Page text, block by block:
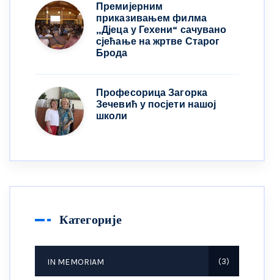
Премијерним
приказивањем филма
„Дјеца у Гехени“ сачувано
сјећање на жртве Старог
Брода
Професорица Загорка
Зечевић у посјети нашој
школи
Категорије
IN MEMORIAM 3